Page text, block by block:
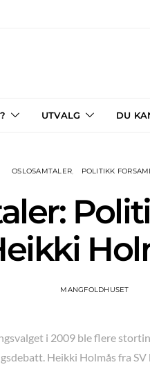
UTVALG DU
OSLOSAMTALER POLITIKK
MANGFOLDHUSET
i 2009 ble flere
Heikki Holmås fra